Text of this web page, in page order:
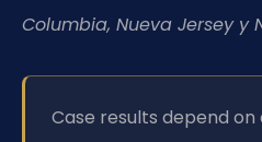
Columbia, Nueva Jersey y
Case results depend